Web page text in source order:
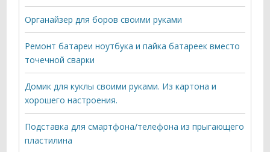
Органайзер для боров своими руками
Ремонт батареи ноутбука и пайка батареек вместо
точечной сварки
Домик для куклы своими руками. Из картона и
хорошего настроения.
Подставка для смартфона/телефона из прыгающего
пластилина